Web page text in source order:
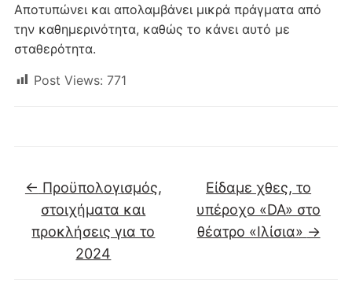
Αποτυπώνει και απολαμβάνει μικρά πράγματα από
την καθημερινότητα, καθώς το κάνει αυτό με
σταθερότητα.
Post Views: 771
← Προϋπολογισμός,
στοιχήματα και
προκλήσεις για τo
2024
Είδαμε χθες, το
υπέροχο «DA» στο
θέατρο «Ιλίσια» →